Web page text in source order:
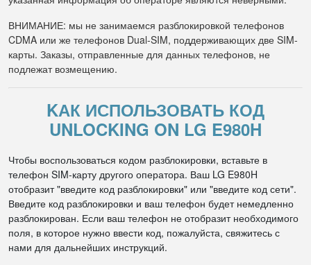
ВНИМАНИЕ: мы не занимаемся разблокировкой телефонов
CDMA или же телефонов Dual-SIM, поддерживающих две SIM-
карты. Заказы, отправленные для данных телефонов, не
подлежат возмещению.
KАК ИСПОЛЬЗОВАТЬ КОД
UNLOCKING ON LG E980H
Чтобы воспользоваться кодом разблокировки, вставьте в
телефон SIM-карту другого оператора. Ваш LG E980H
отобразит "введите код разблокировки" или "введите код сети".
Введите код разблокировки и ваш телефон будет немедленно
разблокирован. Если ваш телефон не отобразит необходимого
поля, в которое нужно ввести код, пожалуйста, свяжитесь с
нами для дальнейших инструкций.